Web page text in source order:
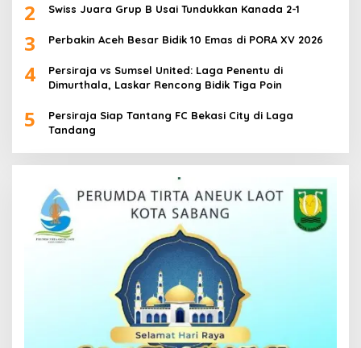
2 Swiss Juara Grup B Usai Tundukkan Kanada 2-1
3 Perbakin Aceh Besar Bidik 10 Emas di PORA XV 2026
4
Persiraja vs Sumsel United: Laga Penentu di
Dimurthala, Laskar Rencong Bidik Tiga Poin
5
Persiraja Siap Tantang FC Bekasi City di Laga
Tandang